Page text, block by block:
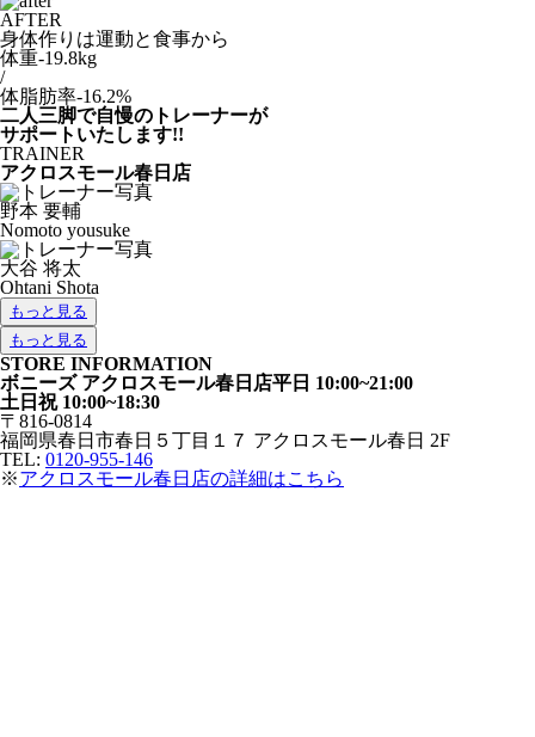
AFTER
身体作りは運動と食事から
体重-19.8kg
/
体脂肪率-16.2%
二人三脚で自慢のトレーナーが
サポートいたします!!
TRAINER
アクロスモール春日店
野本 要輔
Nomoto yousuke
大谷 将太
Ohtani Shota
もっと見る
もっと見る
STORE INFORMATION
ボニーズ アクロスモール春日店平日 10:00~21:00
土日祝 10:00~18:30
〒816-0814
福岡県春日市春日５丁目１７ アクロスモール春日 2F
TEL: 0120-955-146
※アクロスモール春日店の詳細はこちら